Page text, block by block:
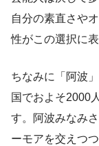
自分の素直さや
性がこの選択に
ちなみに「阿波
国でおよそ2000
す。阿波みなみ
ーモアを交えつ